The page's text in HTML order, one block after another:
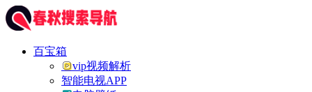
百宝箱
vip视频解析
智能电视APP